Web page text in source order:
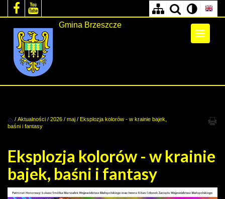
Gmina Brzeszcze
/ Aktualności / 2026 / maj / Eksplozja kolorów - w krainie bajek,
baśni i fantasy
Eksplozja kolorów - w krainie
bajek, baśni i fantasy